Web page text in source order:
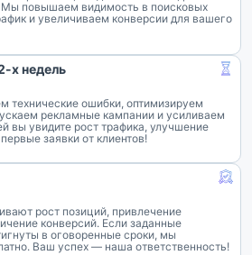
Мы повышаем видимость в поисковых
и увеличиваем конверсии для вашего
х недель
технические ошибки, оптимизируем
рекламные кампании и усиливаем
вы увидите рост трафика, улучшение
заявки от клиентов!
рост позиций, привлечение
конверсий. Если заданные
в оговоренные сроки, мы
Ваш успех — наша ответственность!